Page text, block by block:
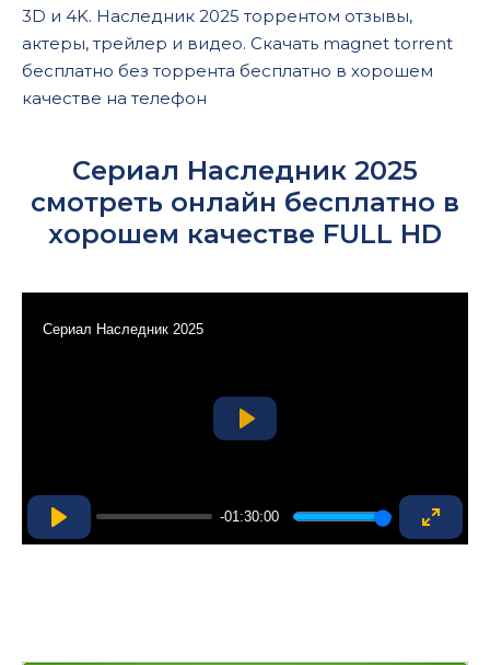
3D и 4K. Наследник 2025 торрентом отзывы,
актеры, трейлер и видео. Скачать magnet torrent
бесплатно без торрента бесплатно в хорошем
качестве на телефон
Сериал Наследник 2025
смотреть онлайн бесплатно в
хорошем качестве FULL HD
Play
-01:30:00
Enter
Сериал Наследник 2025